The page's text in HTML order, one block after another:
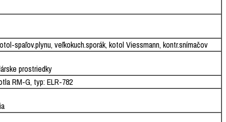
spaľov.plynu, veľkokuch.sporák, kotol Viessmann, kontr.snímačov
prostriedky
RM-G, typ: ELR-782